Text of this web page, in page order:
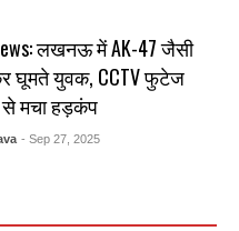
लखनऊ में AK-47 जैसी
घूमते युवक, CCTV फुटेज
से मचा हड़कंप
- Sep 27, 2025